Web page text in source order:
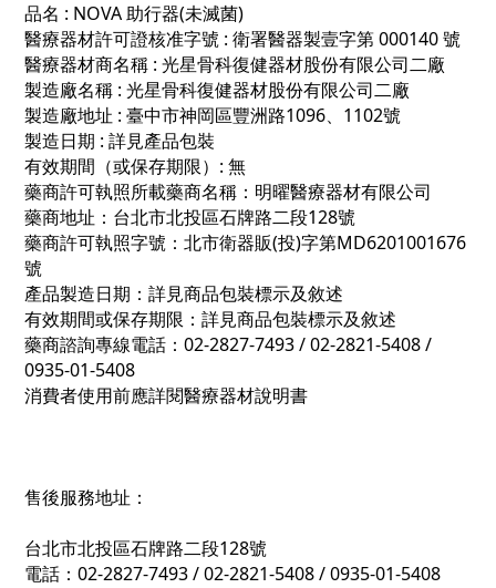
品名 : NOVA 助行器(未滅菌)
醫療器材許可證核准字號 : 衛署醫器製壹字第 000140 號
醫療器材商名稱 : 光星骨科復健器材股份有限公司二廠
製造廠名稱 : 光星骨科復健器材股份有限公司二廠
製造廠地址 : 臺中市神岡區豐洲路1096、1102號
製造日期 : 詳見產品包裝
有效期間（或保存期限）: 無
藥商許可執照所載藥商名稱：明曜醫療器材有限公司
藥商地址：台北市北投區石牌路二段128號
藥商許可執照字號：北市衛器販(投)字第MD6201001676
號
產品製造日期：詳見商品包裝標示及敘述
有效期間或保存期限：詳見商品包裝標示及敘述
藥商諮詢專線電話：02-2827-7493 / 02-2821-5408 /
0935-01-5408
消費者使用前應詳閱醫療器材說明書
售後服務地址：
台北市北投區石牌路二段128號
電話：02-2827-7493 / 02-2821-5408 / 0935-01-5408